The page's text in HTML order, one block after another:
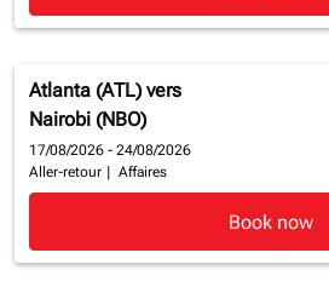
Atlanta (ATL) vers
Nairobi (NBO)
17/08/2026 - 24/08/2026
Aller-retour
Affaires
Book now